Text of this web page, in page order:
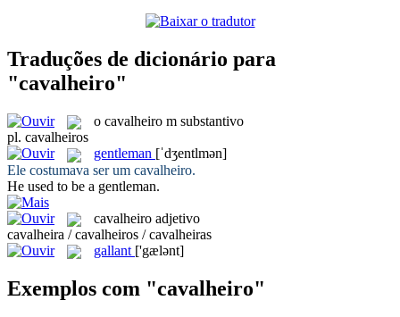
Traduções de dicionário para
"cavalheiro"
o cavalheiro m substantivo
pl. cavalheiros
gentleman [ˈdʒentlmən]
Ele costumava ser um cavalheiro.
He used to be a gentleman.
cavalheiro adjetivo
cavalheira / cavalheiros / cavalheiras
gallant ['gælənt]
Exemplos com "cavalheiro"